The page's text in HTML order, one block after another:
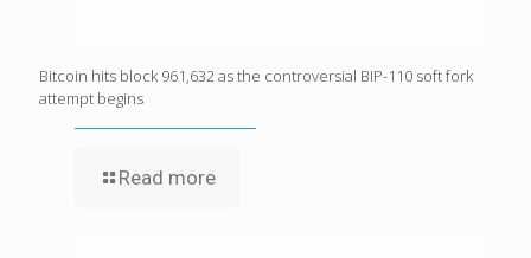
Bitcoin hits block 961,632 as the controversial BIP-110 soft fork
attempt begins
Read more